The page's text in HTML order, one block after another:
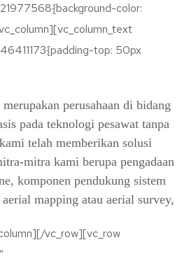
color:
top: 50px
perusahaan di bidang
pada teknologi pesawat tanpa
telah memberikan solusi
mitra kami berupa pengadaan
komponen pendukung sistem
mapping atau aerial survey,
vc_row][vc_row